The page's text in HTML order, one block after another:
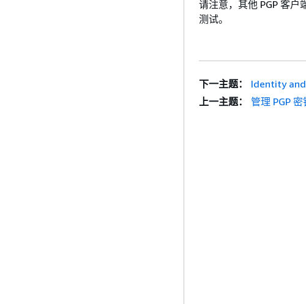
请注意，其他 PGP 客
测试。
下一主题：
Identity
上一主题：
管理 PGP 密